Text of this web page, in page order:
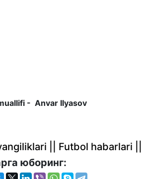
- Anvar Ilyasov
|| Futbol habarlari
юборинг: